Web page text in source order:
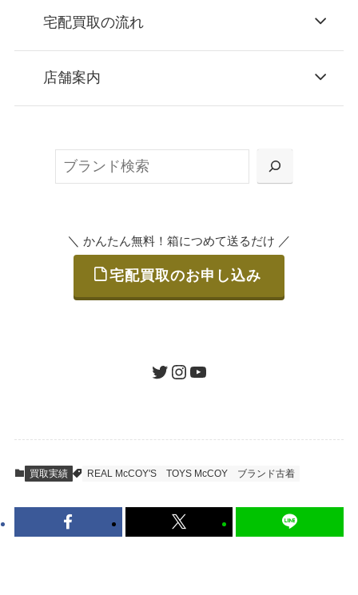
宅配買取の流れ
お申込み
または梱包材不要の「集荷申込」からお選び
ご発送
査定結果のご承認 / 入金
到着即日に査定いたします。買取金額にご納
得いただければ、最短即日の入金が可能で
店舗案内
＼ かんたん無料！箱につめて送るだけ ／
宅配買取のお申し込み
ツイッターインスタグラムユーチューブ
買取実績 REAL McCOY'S TOYS McCOY ブランド古着